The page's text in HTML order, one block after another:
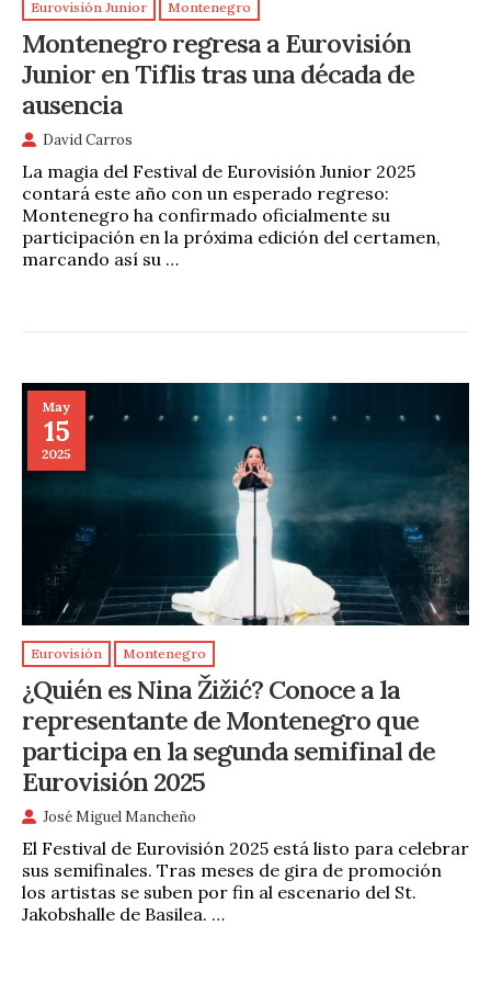
Eurovisión Junior Montenegro
Montenegro regresa a Eurovisión
Junior en Tiflis tras una década de
ausencia
David Carros
La magia del Festival de Eurovisión Junior 2025
contará este año con un esperado regreso:
Montenegro ha confirmado oficialmente su
participación en la próxima edición del certamen,
marcando así su …
May
15
2025
Eurovisión Montenegro
¿Quién es Nina Žižić? Conoce a la
representante de Montenegro que
participa en la segunda semifinal de
Eurovisión 2025
José Miguel Mancheño
El Festival de Eurovisión 2025 está listo para celebrar
sus semifinales. Tras meses de gira de promoción
los artistas se suben por fin al escenario del St.
Jakobshalle de Basilea. …